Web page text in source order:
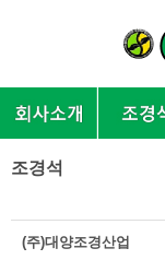
조경석
(주)대양조경산업